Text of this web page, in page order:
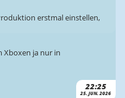
22:25
25. JUN. 2026
erstmal einstellen,
Xboxen ja nur in